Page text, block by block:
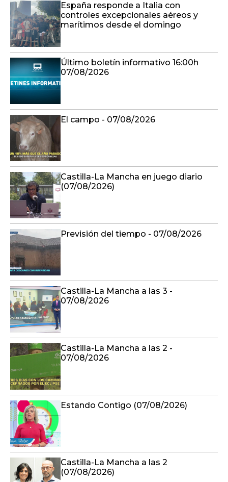
España responde a Italia con
controles excepcionales aéreos y
marítimos desde el domingo
Último boletín informativo 16:00h
07/08/2026
El campo - 07/08/2026
Castilla-La Mancha en juego diario
(07/08/2026)
Previsión del tiempo - 07/08/2026
Castilla-La Mancha a las 3 -
07/08/2026
Castilla-La Mancha a las 2 -
07/08/2026
Estando Contigo (07/08/2026)
Castilla-La Mancha a las 2
(07/08/2026)